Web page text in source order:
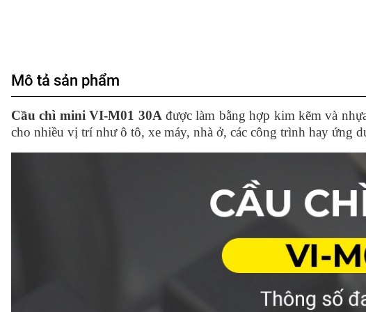
Mô tả sản phẩm
Cầu chì mini VI-M01 30Ađược làm bằng hợp kim kẽm và
cho nhiều vị trí như ô tô, xe máy, nhà ở, các công trình hay ứng